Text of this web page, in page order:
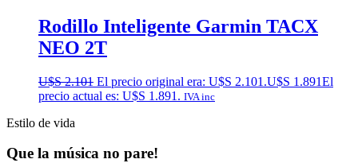
Rodillo Inteligente Garmin TACX
NEO 2T
U$S2.101 El precio original era: U$S 2.101.U$S 1.891El
precio actual es: U$S 1.891. IVA inc
Estilo de vida
Que la música no pare!